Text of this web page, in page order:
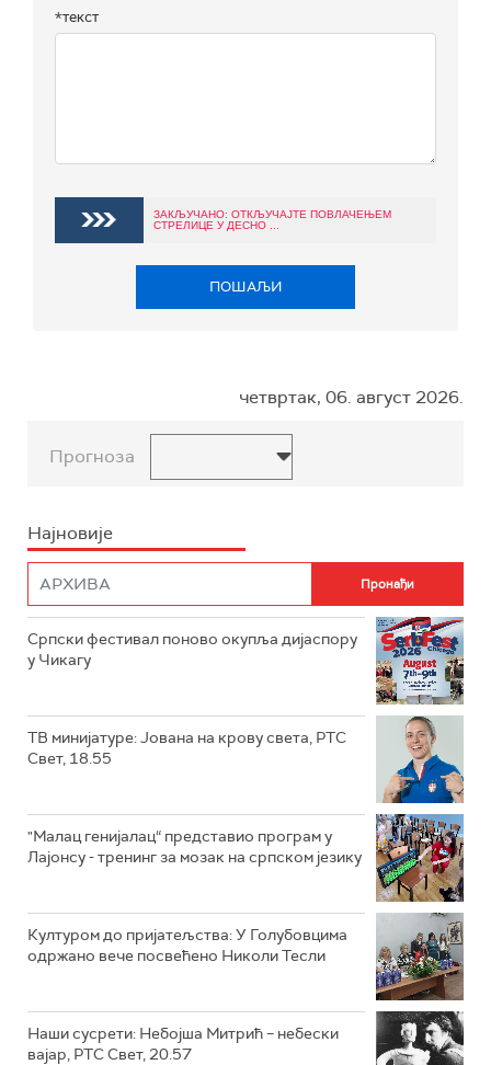
*текст
ЗАКЉУЧАНО: ОТКЉУЧАЈТЕ ПОВЛАЧЕЊЕМ
СТРЕЛИЦЕ У ДЕСНО ...
ПОШАЉИ
четвртак, 06. август 2026.
Прогноза
Најновије
Српски фестивал поново окупља дијаспору
у Чикагу
ТВ минијатуре: Јована на крову света, РТС
Свет, 18.55
"Малац генијалац“ представио програм у
Лајонсу - тренинг за мозак на српском језику
Културом до пријатељства: У Голубовцима
одржано вече посвећено Николи Тесли
Наши сусрети: Небојша Митрић – небески
вајар, РТС Свет, 20.57